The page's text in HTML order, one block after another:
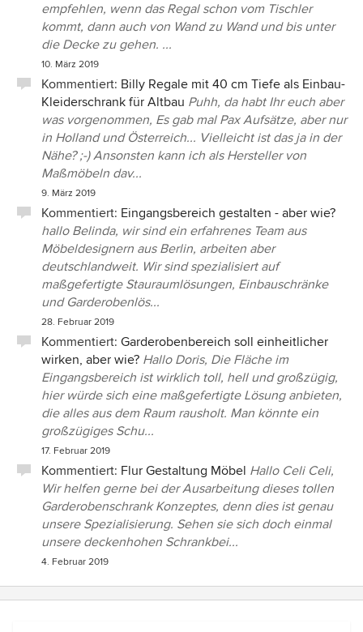
empfehlen, wenn das Regal schon vom Tischler
kommt, dann auch von Wand zu Wand und bis unter
die Decke zu gehen. ...
10. März 2019
Kommentiert: Billy Regale mit 40 cm Tiefe als Einbau-
Kleiderschrank für Altbau Puhh, da habt Ihr euch aber
was vorgenommen, Es gab mal Pax Aufsätze, aber nur
in Holland und Österreich... Vielleicht ist das ja in der
Nähe? ;-) Ansonsten kann ich als Hersteller von
Maßmöbeln dav...
9. März 2019
Kommentiert: Eingangsbereich gestalten - aber wie?
hallo Belinda, wir sind ein erfahrenes Team aus
Möbeldesignern aus Berlin, arbeiten aber
deutschlandweit. Wir sind spezialisiert auf
maßgefertigte Stauraumlösungen, Einbauschränke
und Garderobenlös...
28. Februar 2019
Kommentiert: Garderobenbereich soll einheitlicher
wirken, aber wie? Hallo Doris, Die Fläche im
Eingangsbereich ist wirklich toll, hell und großzügig,
hier würde sich eine maßgefertigte Lösung anbieten,
die alles aus dem Raum rausholt. Man könnte ein
großzügiges Schu...
17. Februar 2019
Kommentiert: Flur Gestaltung Möbel Hallo Celi Celi,
Wir helfen gerne bei der Ausarbeitung dieses tollen
Garderobenschrank Konzeptes, denn dies ist genau
unsere Spezialisierung. Sehen sie sich doch einmal
unsere deckenhohen Schrankbei...
4. Februar 2019